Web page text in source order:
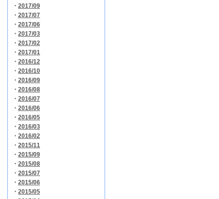
・ 2017/09
・ 2017/07
・ 2017/06
・ 2017/03
・ 2017/02
・ 2017/01
・ 2016/12
・ 2016/10
・ 2016/09
・ 2016/08
・ 2016/07
・ 2016/06
・ 2016/05
・ 2016/03
・ 2016/02
・ 2015/11
・ 2015/09
・ 2015/08
・ 2015/07
・ 2015/06
・ 2015/05